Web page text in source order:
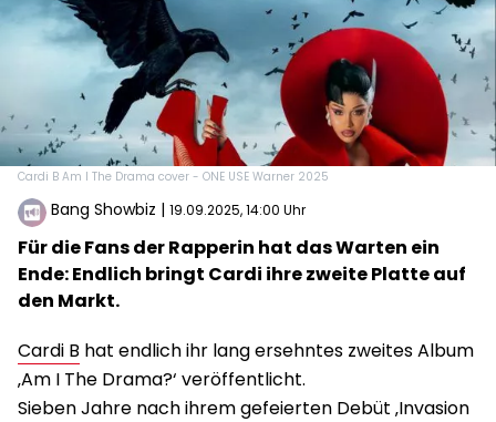
Cardi B Am I The Drama cover - ONE USE Warner 2025
Bang Showbiz | 19.09.2025, 14:00 Uhr
Für die Fans der Rapperin hat das Warten ein
Ende: Endlich bringt Cardi ihre zweite Platte auf
den Markt.
Cardi B hat endlich ihr lang ersehntes zweites Album
‚Am I The Drama?‘ veröffentlicht.
Sieben Jahre nach ihrem gefeierten Debüt ‚Invasion